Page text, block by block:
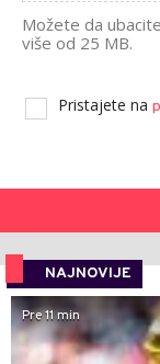
Možete da
više od 25 MB.
Pristajete na
NAJNOVIJE
Pre 11 min